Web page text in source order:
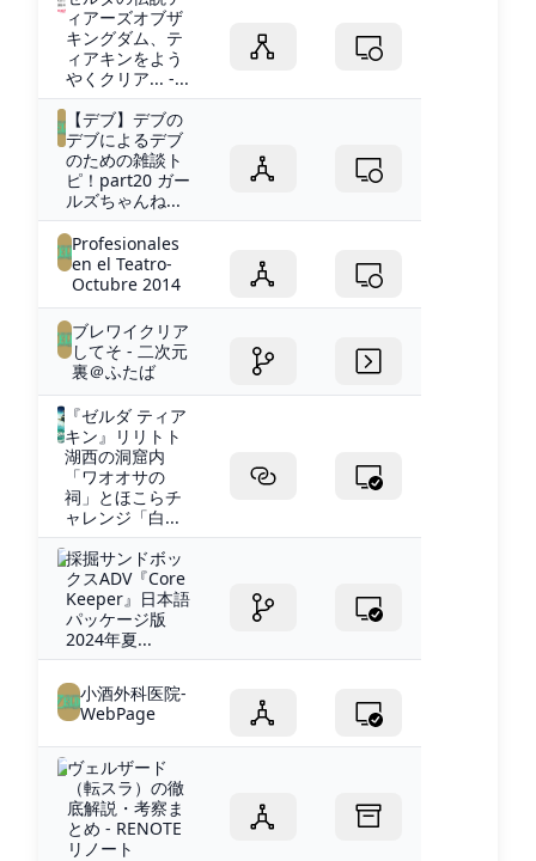
ィアーズオブザ
キングダム、テ
ィアキンをよう
やくクリア... -...
【デブ】デブの
デブによるデブ
のための雑談ト
ピ！part20 ガー
ルズちゃんね...
Profesionales
en el Teatro-
Octubre 2014
ブレワイクリア
してそ - 二次元
裏＠ふたば
『ゼルダ ティア
キン』リリトト
湖西の洞窟内
「ワオオサの
祠」とほこらチ
ャレンジ「白...
採掘サンドボッ
クスADV『Core
Keeper』日本語
パッケージ版
2024年夏...
小酒外科医院-
WebPage
ヴェルザード
（転スラ）の徹
底解説・考察ま
とめ - RENOTE
リノート